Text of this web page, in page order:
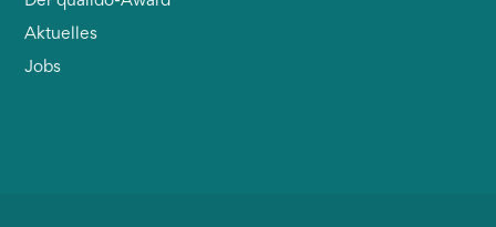
Aktuelles
Jobs